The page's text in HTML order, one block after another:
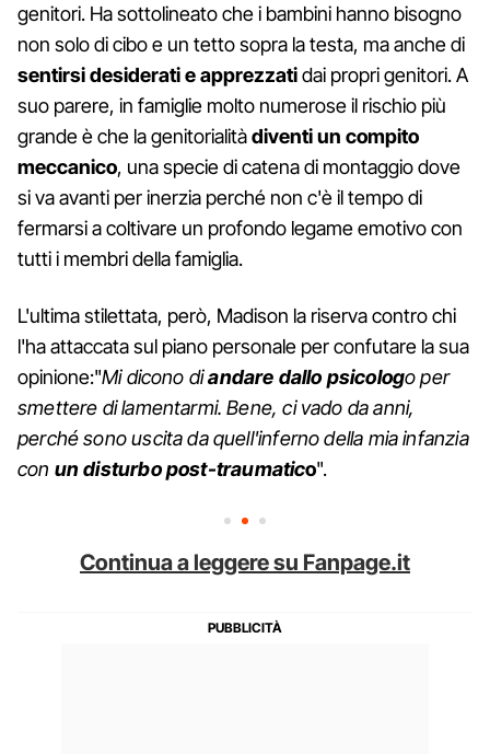
genitori. Ha sottolineato che i bambini hanno bisogno
non solo di cibo e un tetto sopra la testa, ma anche di
sentirsi desiderati e apprezzatidai propri genitori. A
suo parere, in famiglie molto numerose il rischio più
grande è che la genitorialitàdiventi un compito
meccanico, una specie di catena di montaggio dove
si va avanti per inerzia perché non c'è il tempo di
fermarsi a coltivare un profondo legame emotivo con
tutti i membri della famiglia.
L'ultima stilettata, però, Madison la riserva contro chi
l'ha attaccata sul piano personale per confutare la sua
opinione:"Mi dicono diandare dallo psicologo per
smettere di lamentarmi. Bene, ci vado da anni,
perché sono uscita da quell'inferno della mia infanzia
con un disturbo post-traumatico".
Continua a leggere su Fanpage.it